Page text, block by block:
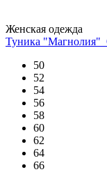
Женская одежда
Туника
50
52
54
56
58
60
62
64
66